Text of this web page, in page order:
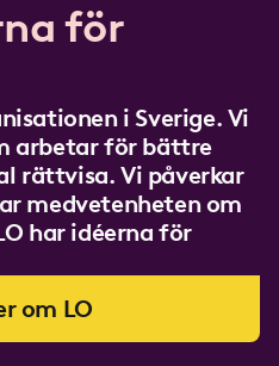
för
i Sverige. Vi
arbetar för bättre
rättvisa. Vi påverkar
medvetenheten om
har idéerna för
om LO